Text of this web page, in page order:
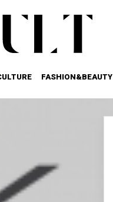
FASHION&BEAUTY